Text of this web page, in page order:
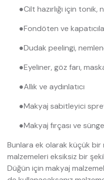
●Cilt hazırlığı için
●Fondöten ve
●Dudak peelingi,
●Eyeliner, göz farı,
●Allık ve aydınlatıcı
●Makyaj sabitleyici
●Makyaj fırçası ve
Bunlara ek olarak küçük bir
malzemeleri eksiksiz bir
Düğün için makyaj